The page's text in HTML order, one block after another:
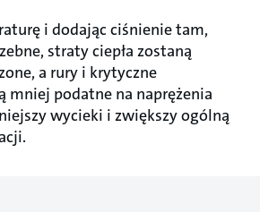
i dodając ciśnienie tam,
straty ciepła zostaną
a rury i krytyczne
mniej podatne na naprężenia
wycieki i zwiększy ogólną